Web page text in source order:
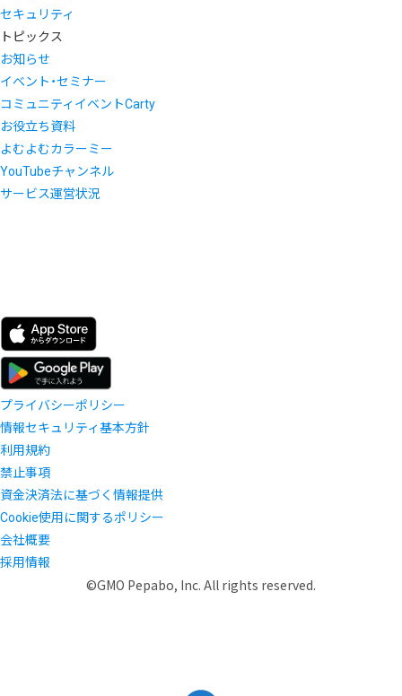
セキュリティ
トピックス
お知らせ
イベント・セミナー
コミュニティイベントCarty
お役立ち資料
よむよむカラーミー
YouTubeチャンネル
サービス運営状況
プライバシーポリシー
情報セキュリティ基本方針
利用規約
禁止事項
資金決済法に基づく情報提供
Cookie使用に関するポリシー
会社概要
採用情報
©GMO Pepabo, Inc. All rights reserved.